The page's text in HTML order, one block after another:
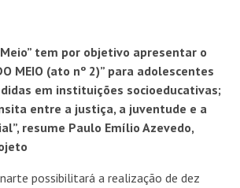
tem por objetivo apresentar o
MEIO (ato nº 2)” para adolescentes
em instituições socioeducativas;
entre a justiça, a juventude e a
resume Paulo Emílio Azevedo,
possibilitará a realização de dez